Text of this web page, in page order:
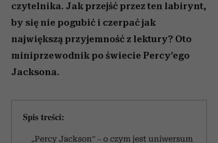
czytelnika. Jak przejść przez ten labirynt,
by się nie pogubić i czerpać jak
największą przyjemność z lektury? Oto
miniprzewodnik po świecie Percy’ego
Jacksona.
Spis treści:
„Percy Jackson” – o czym jest uniwersum